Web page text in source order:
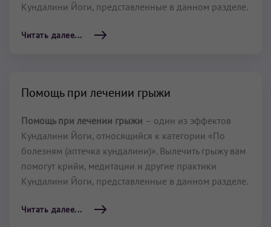
Кундалини Йоги, представленные в данном разделе.
Читать далее...
Помощь при лечении грыжи
Помощь при лечении грыжи – один из эффектов
Кундалини Йоги, относящийся к категории «По
болезням (аптечка кундалини)». Вылечить грыжу вам
помогут крийи, медитации и другие практики
Кундалини Йоги, представленные в данном разделе.
Читать далее...